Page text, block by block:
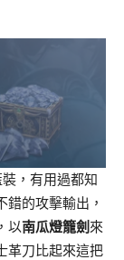
，有用過都知
的攻擊輸出，
以南瓜燈籠劍 來
革刀比起來這把